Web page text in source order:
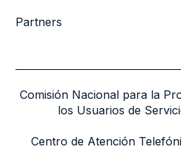
Partners
Comisión Nacional para la
los Usuarios de
Centro de Atención